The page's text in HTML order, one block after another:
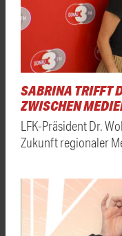
SABRINA TRIFFT
ZWISCHEN
LFK-Präsident Dr.
Zukunft regionaler